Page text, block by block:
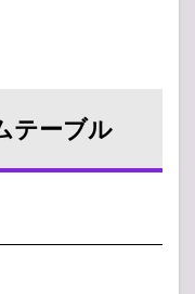
テーブル